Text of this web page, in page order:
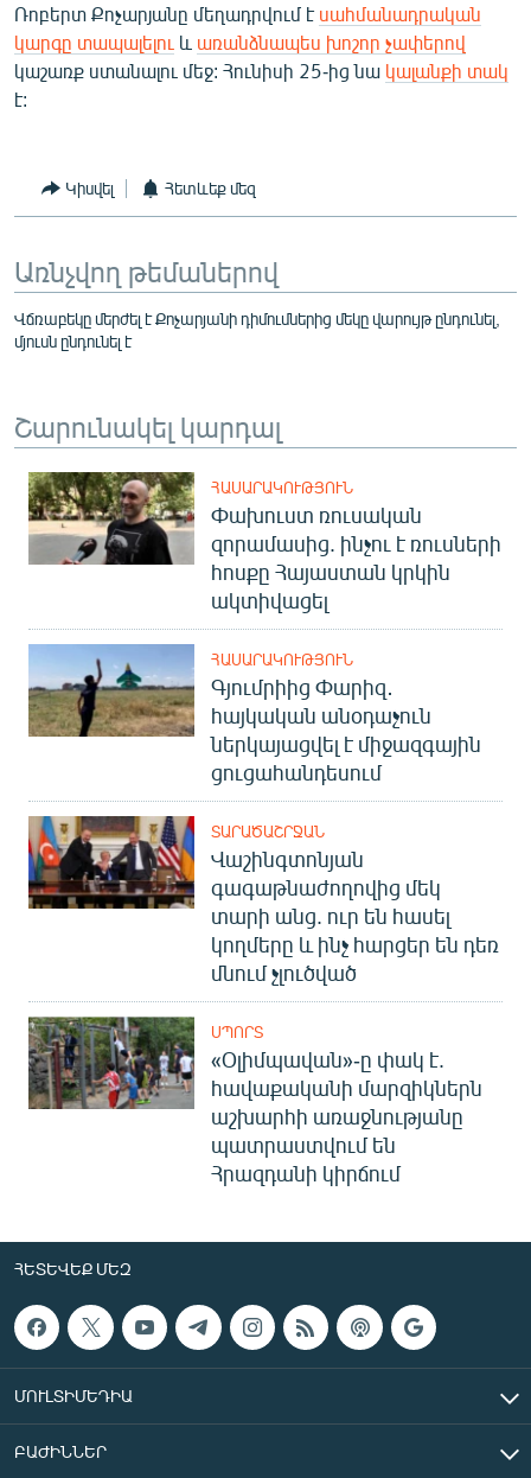
ՀԵՏԵՎԵՔ ՄԵԶ
Ռոբերտ Քոչարյանը մեղադրվում է սահմանադրական
կարգը տապալելու և առանձնապես խոշոր չափերով
կաշառք ստանալու մեջ: Հունիսի 25-ից նա կալանքի տակ
է:
Կիսվել Հետևեք մեզ
Առնչվող թեմաներով
Վճռաբեկը մերժել է Քոչարյանի դիմումներից մեկը վարույթ ընդունել,
մյուսն ընդունել է
Շարունակել կարդալ
ՀԱՍԱՐԱԿՈՒԹՅՈՒՆ
Փախուստ ռուսական
զորամասից. ինչու է ռուսների
հոսքը Հայաստան կրկին
ակտիվացել
ՀԱՍԱՐԱԿՈՒԹՅՈՒՆ
Գյումրիից Փարիզ․
հայկական անօդաչուն
ներկայացվել է միջազգային
ցուցահանդեսում
ՏԱՐԱԾԱՇՐՋԱՆ
Վաշինգտոնյան
գագաթնաժողովից մեկ
տարի անց. ուր են հասել
կողմերը և ինչ հարցեր են դեռ
մնում չլուծված
ՍՊՈՐՏ
«Օլիմպավան»-ը փակ է.
հավաքականի մարզիկներն
աշխարհի առաջնությանը
պատրաստվում են
Հրազդանի կիրճում
ՀԵՏԵՎԵՔ ՄԵԶ
ՄՈՒԼՏԻՄԵԴԻԱ
ԲԱԺԻՆՆԵՐ